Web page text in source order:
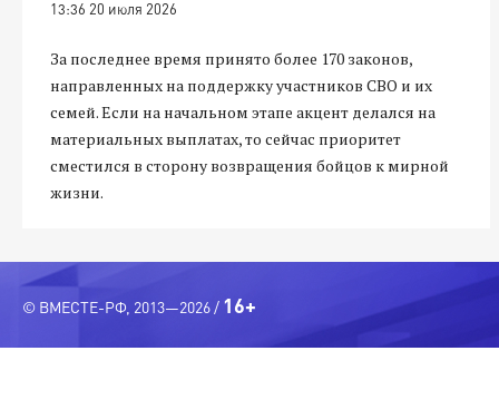
13:36 20 июля 2026
За последнее время принято более 170 законов,
направленных на поддержку участников СВО и их
семей. Если на начальном этапе акцент делался на
материальных выплатах, то сейчас приоритет
сместился в сторону возвращения бойцов к мирной
жизни.
© ВМЕСТЕ-РФ, 2013—2026 / 16+